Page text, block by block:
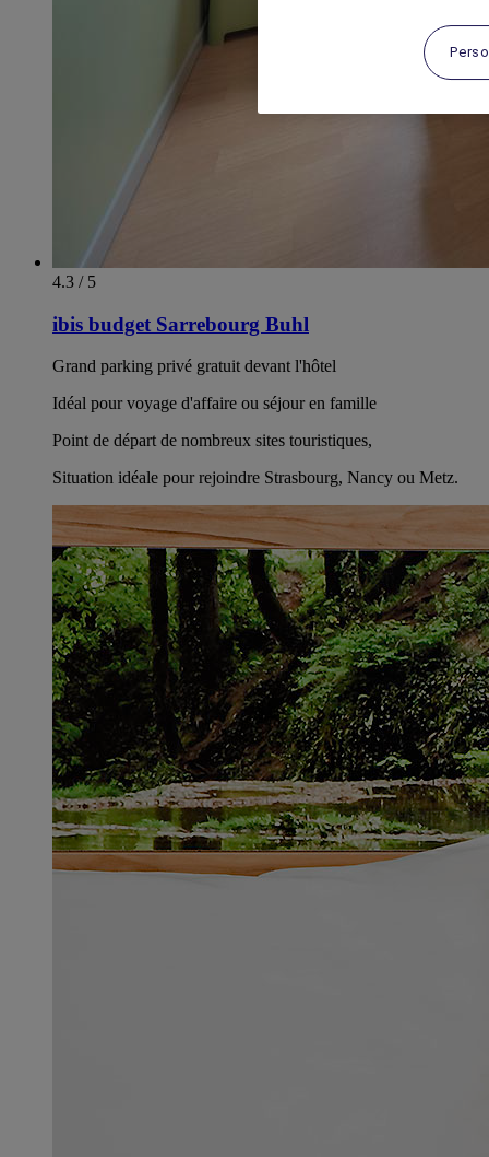
4.3 / 5
ibis budget Sarrebourg Buhl
Grand parking privé gratuit devant l'hôtel
Idéal pour voyage d'affaire ou séjour en famille
Point de départ de nombreux sites touristiques,
Situation idéale pour rejoindre Strasbourg, Nancy ou Metz.